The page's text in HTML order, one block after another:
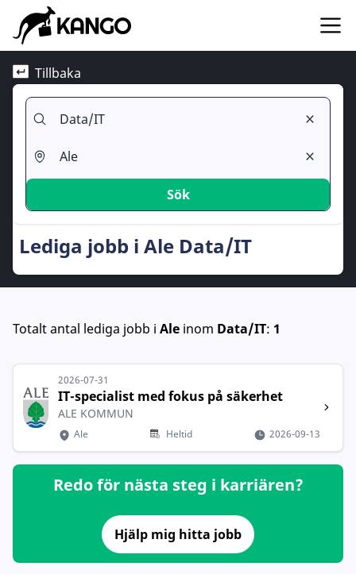
Tillbaka
Sök
Lediga jobb i Ale Data/IT
Totalt antal lediga jobb i Ale inom Data/IT: 1
2026-07-31
IT-specialist med fokus på säkerhet
ALE KOMMUN
Ale Heltid 2026-09-13
Redo för nästa steg i karriären?
Hjälp mig hitta jobb